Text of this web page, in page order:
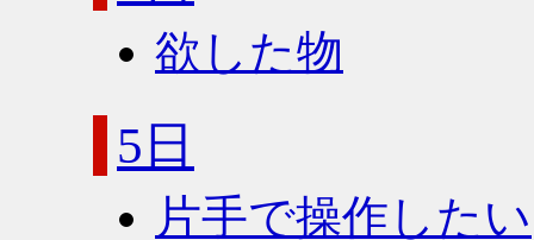
欲した物
5日
片手で操作したい